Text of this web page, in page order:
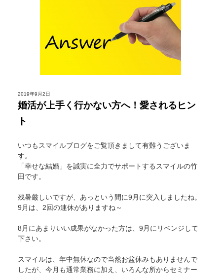
2019年9月2日
婚活が上手く行かない方へ！愛されるヒン
ト
いつもスマイルブログをご覧頂きまして有難うございま
す。
「幸せな結婚」を誠実に全力でサポートするスマイルの竹
田です。
残暑厳しいですが、あっという間に9月に突入しましたね。
9月は、2回の連休がありますね～
8月にあまりいい成果がなかった方は、9月にリベンジして
下さい。
スマイルは、年中無休なので当然お盆休みもありませんで
したが、今月も通常業務に加え、いろんな所からセミナー